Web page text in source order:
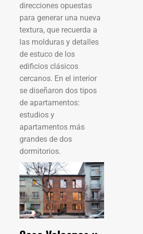
direcciones opuestas
para generar una nueva
textura, que recuerda a
las molduras y detalles
de estuco de los
edificios clásicos
cercanos. En el interior
se diseñaron dos tipos
de apartamentos:
estudios y
apartamentos más
grandes de dos
dormitorios.